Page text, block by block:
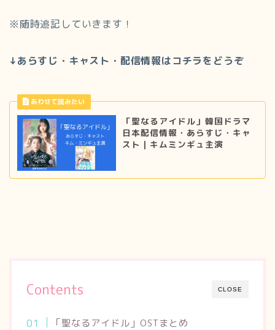
※随時追記していきます！
↓あらすじ・キャスト・配信情報はコチラをどうぞ
「聖なるアイドル」韓国ドラマ
日本配信情報・あらすじ・キャ
スト｜キムミンギュ主演
CLOSE
Contents
「聖なるアイドル」OSTまとめ